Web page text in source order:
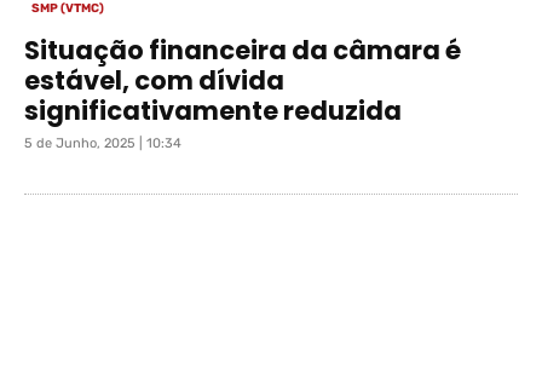
SMP (VTMC)
Situação financeira da câmara é
estável, com dívida
significativamente reduzida
5 de Junho, 2025 | 10:34